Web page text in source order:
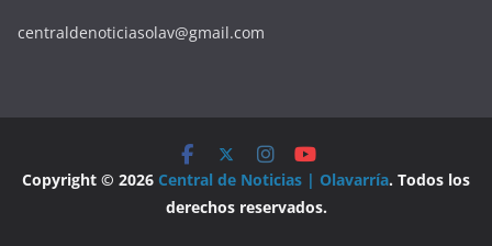
centraldenoticiasolav@gmail.com
Copyright © 2026 Central de Noticias | Olavarría. Todos los
derechos reservados.